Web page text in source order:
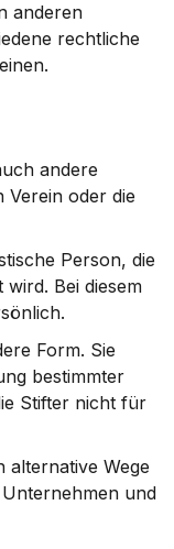
anderen
rechtliche
andere
Verein oder die
Person, die
Bei diesem
Form. Sie
bestimmter
Stifter nicht für
alternative Wege
und